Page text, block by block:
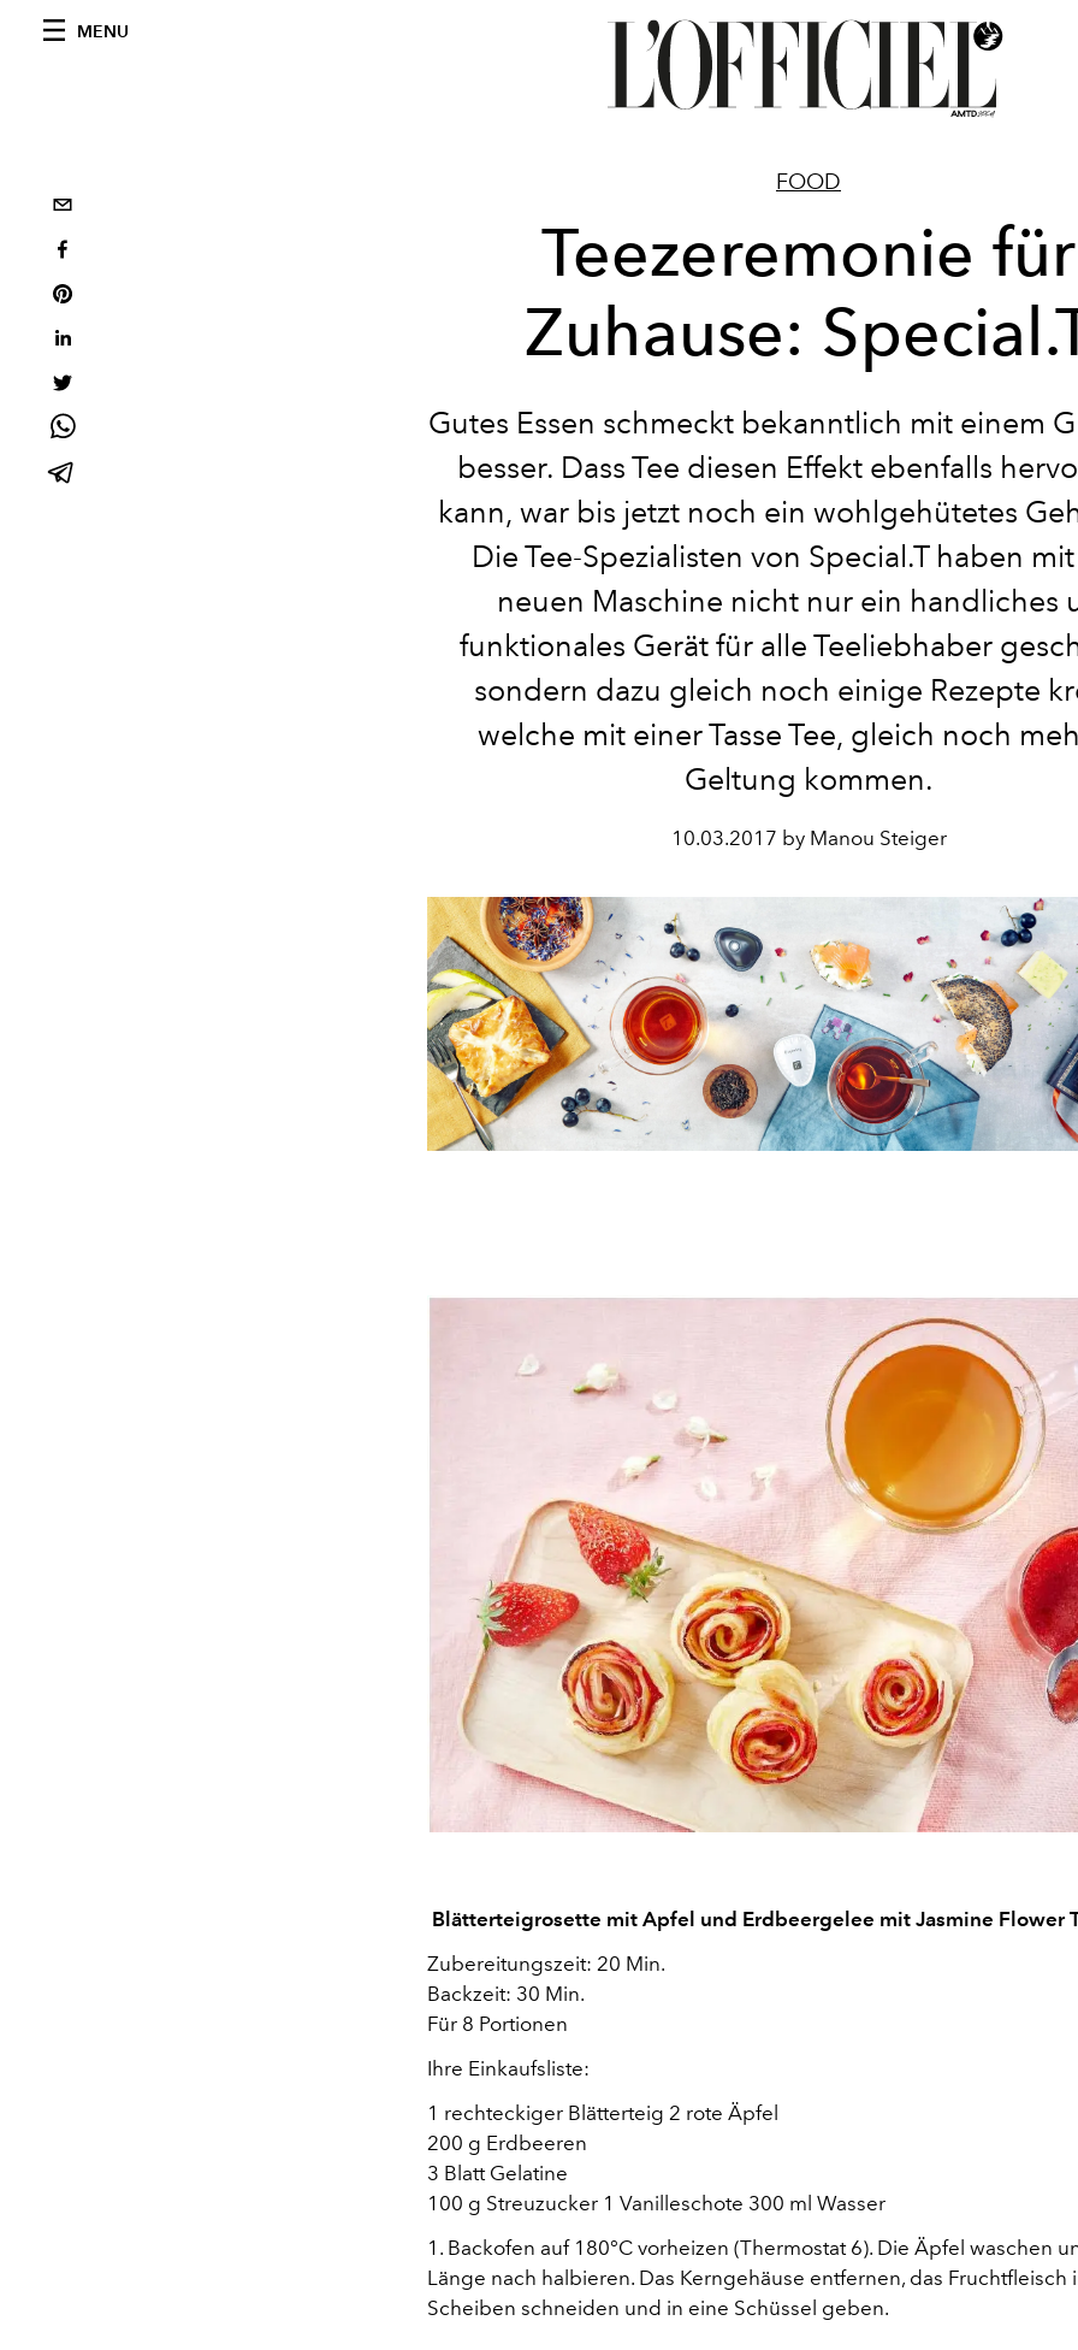
MENU
FOOD
Teezeremonie für
Zuhause:
Gutes Essen schmeckt bekanntlich mit einem
besser. Dass Tee diesen Effekt ebenfalls
kann, war bis jetzt noch ein wohlgehütetes
Die Tee-Spezialisten von Special.T haben
neuen Maschine nicht nur ein handliches
funktionales Gerät für alle Teeliebhaber
sondern dazu gleich noch einige Rezepte
welche mit einer Tasse Tee, gleich noch
Geltung kommen.
10.03.2017 by Manou Steiger
Blätterteigrosette mit Apfel und Erdbeergelee mit Jasmine Flower
Zubereitungszeit: 20 Min.
Backzeit: 30 Min.
Für 8 Portionen
Ihre Einkaufsliste:
1 rechteckiger Blätterteig 2 rote Äpfel
200 g Erdbeeren
3 Blatt Gelatine
100 g Streuzucker 1 Vanilleschote 300 ml Wasser
1. Backofen auf 180°C vorheizen (Thermostat 6). Die Äpfel waschen
Länge nach halbieren. Das Kerngehäuse entfernen, das Fruchtfleisch
Scheiben schneiden und in eine Schüssel geben.